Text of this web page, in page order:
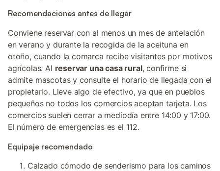
Recomendaciones antes de llegar
Conviene reservar con al menos un mes de antelación
en verano y durante la recogida de la aceituna en
otoño, cuando la comarca recibe visitantes por motivos
agrícolas. Al reservar una casa rural, confirme si
admite mascotas y consulte el horario de llegada con el
propietario. Lleve algo de efectivo, ya que en pueblos
pequeños no todos los comercios aceptan tarjeta. Los
comercios suelen cerrar a mediodía entre 14:00 y 17:00.
El número de emergencias es el 112.
Equipaje recomendado
Calzado cómodo de senderismo para los caminos